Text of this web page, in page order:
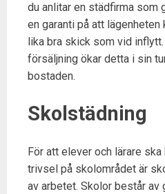
du anlitar en städfirma som
en garanti på att
lika bra skick som vid
försäljning ökar detta i sin
bostaden.
Skolstädning
För att elever och lärare
trivsel på skolområdet är
av arbetet. Skolor består av